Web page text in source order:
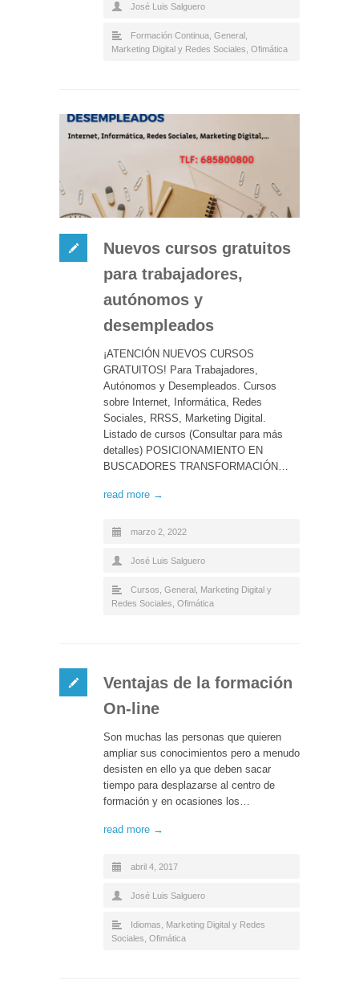
José Luis Salguero
Formación Continua General
Marketing Digital y Redes Sociales Ofimática
Nuevos cursos gratuitos
para trabajadores,
autónomos y
desempleados
¡ATENCIÓN NUEVOS CURSOS
GRATUITOS! Para Trabajadores,
Autónomos y Desempleados. Cursos
sobre Internet, Informática, Redes
Sociales, RRSS, Marketing Digital.
Listado de cursos (Consultar para más
detalles) POSICIONAMIENTO EN
BUSCADORES TRANSFORMACIÓN…
read more →
marzo 2, 2022
José Luis Salguero
Cursos General Marketing Digital y
Redes Sociales Ofimática
Ventajas de la formación
On-line
Son muchas las personas que quieren
ampliar sus conocimientos pero a menudo
desisten en ello ya que deben sacar
tiempo para desplazarse al centro de
formación y en ocasiones los…
read more →
abril 4, 2017
José Luis Salguero
Idiomas
Marketing Digital y Redes
Sociales Ofimática